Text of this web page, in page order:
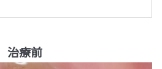
治療前